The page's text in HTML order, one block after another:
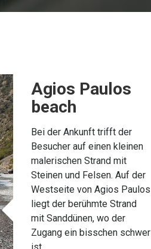
Agios Paulos
beach
Bei der Ankunft trifft der
Besucher auf einen kleinen
malerischen Strand mit
Steinen und Felsen. Auf der
Westseite von Agios Paulos
liegt der berühmte Strand
mit Sanddünen, wo der
Zugang ein bisschen schwer